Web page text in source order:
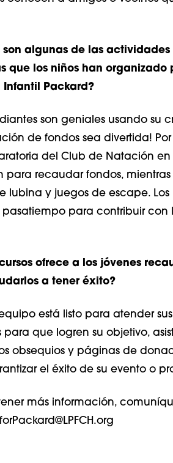
son algunas de las
que los niños han organizado
Infantil Packard?
son geniales usando su
de fondos sea divertida!
del Club de Natación en
para recaudar fondos,
lubina y juegos de escape.
pasatiempo para contribuir con
ofrece a los jóvenes
a tener éxito?
está listo para atender
para que logren su objetivo,
obsequios y páginas de
el éxito de su evento o
más información,